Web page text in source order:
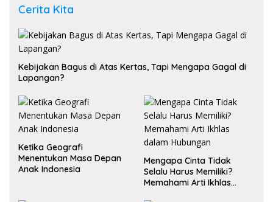
Cerita Kita
Kebijakan Bagus di Atas Kertas, Tapi Mengapa Gagal di
Lapangan?
Ketika Geografi
Menentukan Masa Depan
Anak Indonesia
Mengapa Cinta Tidak
Selalu Harus Memiliki?
Memahami Arti Ikhlas